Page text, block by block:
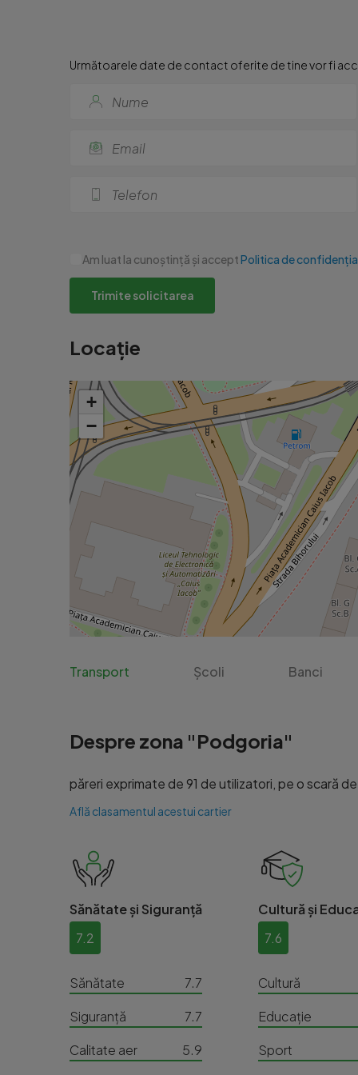
Următoarele date de contact oferite de tine vor fi
Am luat la cunoștință și acceptPolitica de
Trimite solicitarea
Locație
+
−
Transport Școli Banci
Despre zona "Podgoria"
păreri exprimate de 91 de utilizatori, pe o scară de
Află clasamentul acestui cartier
Sănătate și Siguranță
7.2
Sănătate
7.7
Siguranță
7.7
Calitate aer
5.9
Cultură și
7.6
Cultură
Educație
Sport